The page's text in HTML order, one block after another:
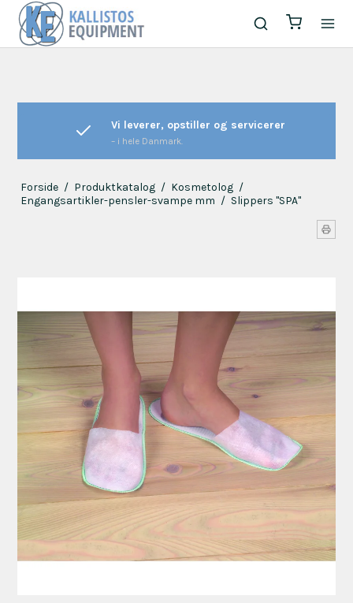
Vi leverer, opstiller og servicerer
– i hele Danmark.
Forside / Produktkatalog / Kosmetolog /
Engangsartikler-pensler-svampe mm / Slippers "SPA"